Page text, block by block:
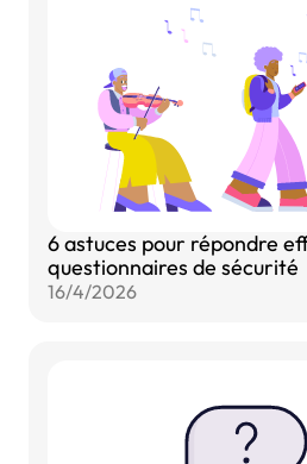
6 astuces pour répondre
questionnaires de sécurité
16/4/2026